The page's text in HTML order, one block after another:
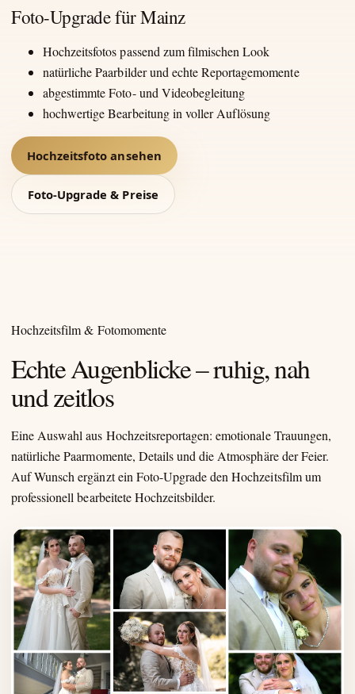
Foto-Upgrade für Mainz
Hochzeitsfotos passend zum filmischen Look
natürliche Paarbilder und echte Reportagemomente
abgestimmte Foto- und Videobegleitung
hochwertige Bearbeitung in voller Auflösung
Hochzeitsfoto ansehen
Foto-Upgrade & Preise
Hochzeitsfilm & Fotomomente
Echte Augenblicke – ruhig, nah
und zeitlos
Eine Auswahl aus Hochzeitsreportagen: emotionale Trauungen,
natürliche Paarmomente, Details und die Atmosphäre der Feier.
Auf Wunsch ergänzt ein Foto-Upgrade den Hochzeitsfilm um
professionell bearbeitete Hochzeitsbilder.